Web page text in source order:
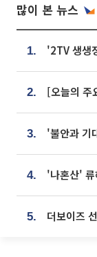
많이 본 뉴스
1.
2.
3.
4.
5.